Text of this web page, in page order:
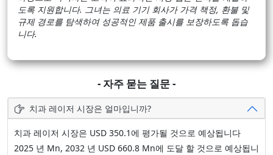
도록 지원합니다. 그녀는 의료 기기 회사가 가격 책정, 환불 및
규제 경로를 탐색하여 성공적인 제품 출시를 보장하도록 돕습
니다.
- 자주 묻는 질문 -
치과 레이저 시장은 얼마입니까?
치과 레이저 시장은 USD 350.1에 평가될 것으로 예상됩니다
2025 년 Mn, 2032 년 USD 660.8 Mn에 도달 할 것으로 예상됩니